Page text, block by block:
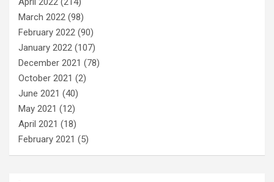
March 2022 (98)
February 2022 (90)
January 2022 (107)
December 2021 (78)
October 2021 (2)
June 2021 (40)
May 2021 (12)
April 2021 (18)
February 2021 (5)